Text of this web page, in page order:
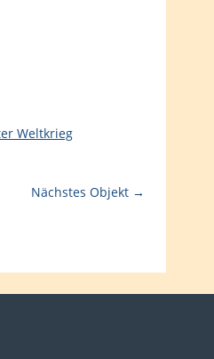
Weltkrieg
Nächstes Objekt →